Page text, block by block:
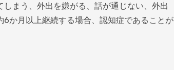
まう、外出を嫌がる、話が通じない、外出
か月以上継続する場合、認知症であることが